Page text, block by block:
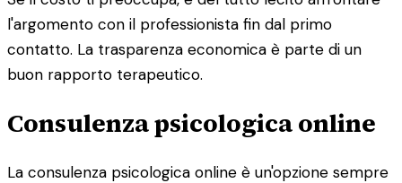
l'argomento con il professionista fin dal primo
contatto. La trasparenza economica è parte di un
buon rapporto terapeutico.
Consulenza psicologica online
La consulenza psicologica online è un'opzione sempre